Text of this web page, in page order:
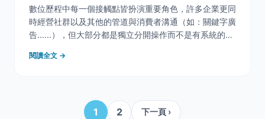
數位歷程中每一個接觸點皆扮演重要角色，許多企業更同
時經營社群以及其他的管道與消費者溝通（如：關鍵字廣
告......），但大部分都是獨立分開操作而不是有系統的整
&rdquo;與社群媒體互動的作用，然而很少有研究社交媒
閱讀全文 →
1 2 下一頁 ›